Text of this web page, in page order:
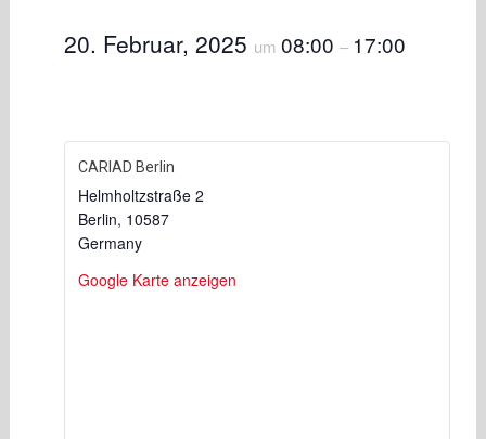
20. Februar, 2025 um 08:00 – 17:00
CARIAD Berlin
Helmholtzstraße 2
Berlin, 10587
Germany
Google Karte anzeigen